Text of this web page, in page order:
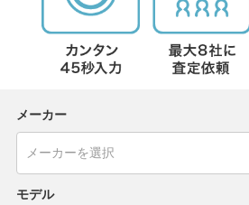
メーカー
モデル